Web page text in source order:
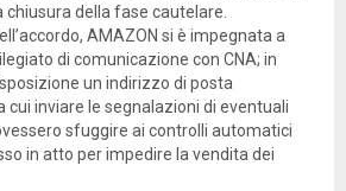
chiusura della fase cautelare.
AMAZON si è impegnata a
di comunicazione con CNA; in
un indirizzo di posta
cui inviare le segnalazioni di eventuali
sfuggire ai controlli automatici
in atto per impedire la vendita dei